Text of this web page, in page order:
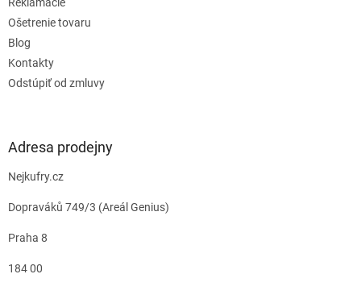
Ošetrenie tovaru
Blog
Kontakty
Odstúpiť od zmluvy
Adresa prodejny
Nejkufry.cz
Dopraváků 749/3 (Areál Genius)
Praha 8
184 00